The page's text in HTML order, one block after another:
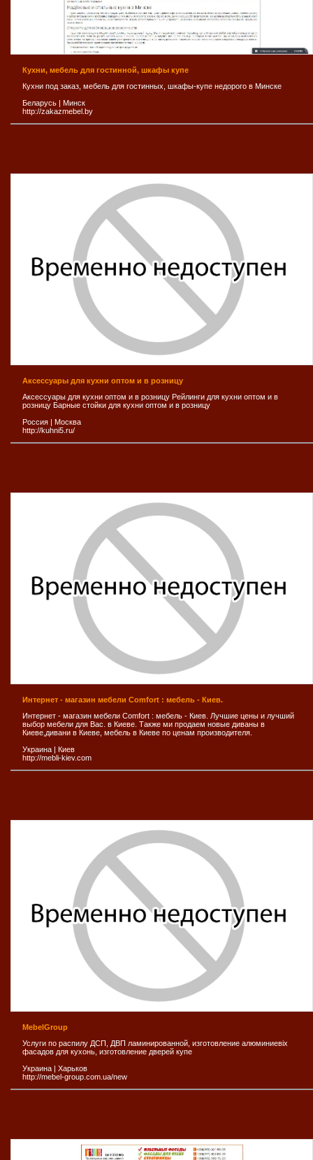
Кухни, мебель для гостинной, шкафы купе
Кухни под заказ, мебель для гостинных, шкафы-купе недорого в Минске
Беларусь
Минск
http://zakazmebel.by
Аксессуары для кухни оптом и в розницу
Аксессуары для кухни оптом и в розницу Рейлинги для кухни оптом и в
розницу Барные стойки для кухни оптом и в розницу
Россия
Москва
http://kuhni5.ru/
Интернет - магазин мебели Comfort : мебель - Киев.
Интернет - магазин мебели Comfort : мебель - Киев. Лучшие цены и лучший
выбор мебели для Вас. в Киеве. Также ми продаем новые диваны в
Киеве,дивани в Киеве, мебель в Киеве по ценам производителя.
Украина
Киев
http://mebli-kiev.com
MebelGroup
Услуги по распилу ДСП, ДВП ламинированной, изготовление алюминиевіх
фасадов для кухонь, изготовление дверей купе
Украина
Харьков
http://mebel-group.com.ua/new